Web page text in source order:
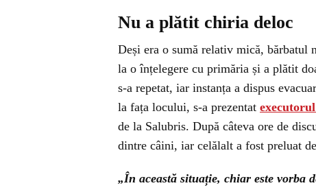
Nu a plătit chiria deloc
Deși era o sumă relativ mică,
la o înțelegere cu primăria și a plătit
s-a repetat, iar instanța a dispus
la fața locului, s-a prezentat
de la Salubris. După câteva ore de
dintre câini, iar celălalt a fost preluat
„În această situație, chiar este vorba